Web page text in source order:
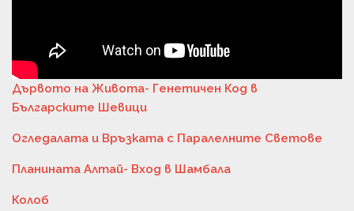
Дървото на Живота- Генетичен Код в
Българските Шевици
Огледалата и Връзката с Паралелните Светове
Планината Алтай- Вход в Шамбала
Колоб